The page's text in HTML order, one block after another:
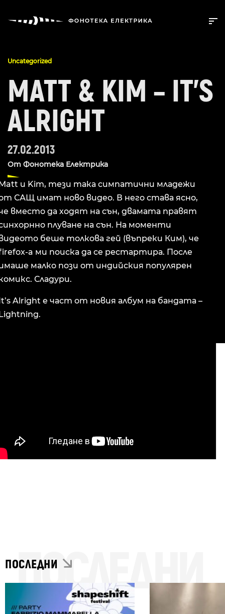
Uncategorized
MATT & KIM – IT’S
ALRIGHT
27.02.2013
От Фонотека Електрика
и Kim, тези така симпатични младежи
САЩ имат ново видео. В него става ясно,
вместо да ходят на сън, двамата правят
плуване на сън. На моменти
беше толкова гей (въпреки Ким), че
a ми поиска да се рестартира. После
малко пози от индийския популярен
Сладури.
Alright е част от новия албум на бандата –
ПОСЛЕДНИ
ПОСЛЕДНИ